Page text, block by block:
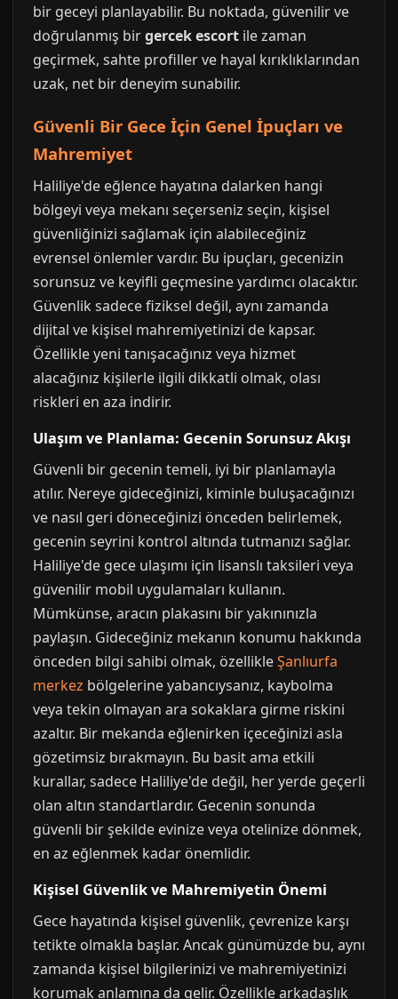
bir geceyi planlayabilir. Bu noktada, güvenilir ve
doğrulanmış birgercek escort ile zaman
geçirmek, sahte profiller ve hayal kırıklıklarından
uzak, net bir deneyim sunabilir.
Güvenli Bir Gece İçin Genel İpuçları ve
Mahremiyet
Haliliye'de eğlence hayatına dalarken hangi
bölgeyi veya mekanı seçerseniz seçin, kişisel
güvenliğinizi sağlamak için alabileceğiniz
evrensel önlemler vardır. Bu ipuçları, gecenizin
sorunsuz ve keyifli geçmesine yardımcı olacaktır.
Güvenlik sadece fiziksel değil, aynı zamanda
dijital ve kişisel mahremiyetinizi de kapsar.
Özellikle yeni tanışacağınız veya hizmet
alacağınız kişilerle ilgili dikkatli olmak, olası
riskleri en aza indirir.
Ulaşım ve Planlama: Gecenin Sorunsuz Akışı
Güvenli bir gecenin temeli, iyi bir planlamayla
atılır. Nereye gideceğinizi, kiminle buluşacağınızı
ve nasıl geri döneceğinizi önceden belirlemek,
gecenin seyrini kontrol altında tutmanızı sağlar.
Haliliye'de gece ulaşımı için lisanslı taksileri veya
güvenilir mobil uygulamaları kullanın.
Mümkünse, aracın plakasını bir yakınınızla
paylaşın. Gideceğiniz mekanın konumu hakkında
önceden bilgi sahibi olmak, özellikleŞanlıurfa
merkez bölgelerine yabancıysanız, kaybolma
veya tekin olmayan ara sokaklara girme riskini
azaltır. Bir mekanda eğlenirken içeceğinizi asla
gözetimsiz bırakmayın. Bu basit ama etkili
kurallar, sadece Haliliye'de değil, her yerde geçerli
olan altın standartlardır. Gecenin sonunda
güvenli bir şekilde evinize veya otelinize dönmek,
en az eğlenmek kadar önemlidir.
Kişisel Güvenlik ve Mahremiyetin Önemi
Gece hayatında kişisel güvenlik, çevrenize karşı
tetikte olmakla başlar. Ancak günümüzde bu, aynı
zamanda kişisel bilgilerinizi ve mahremiyetinizi
korumak anlamına da gelir. Özellikle arkadaşlık